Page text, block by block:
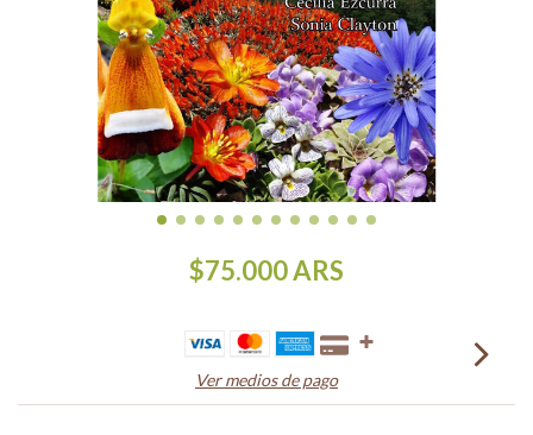
$75.000ARS
Ver medios de pago